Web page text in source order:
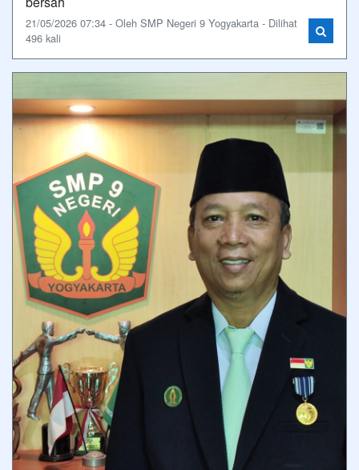
21/05/2026 07:34 - Oleh SMP Negeri 9 Yogyakarta - Dilihat
496 kali